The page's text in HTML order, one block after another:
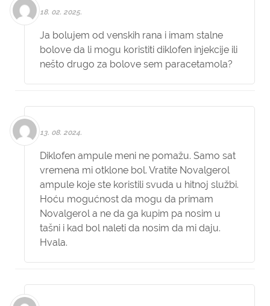
18. 02. 2025.
Ja bolujem od venskih rana i imam stalne
bolove da li mogu koristiti diklofen injekcije ili
nešto drugo za bolove sem paracetamola?
13. 08. 2024.
Diklofen ampule meni ne pomažu. Samo sat
vremena mi otklone bol. Vratite Novalgerol
ampule koje ste koristili svuda u hitnoj službi.
Hoću mogućnost da mogu da primam
Novalgerol a ne da ga kupim pa nosim u
tašni i kad bol naleti da nosim da mi daju.
Hvala.